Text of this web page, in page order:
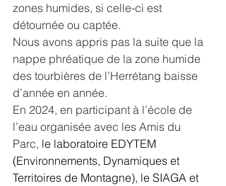
zones humides, si celle-ci est
détournée ou captée.
Nous avons appris pas la suite que la
nappe phréatique de la zone humide
des tourbières de l’Herrétang baisse
d’année en année.
En 2024, en participant à l’école de
l’eau organisée avec les Amis du
Parc, le laboratoire EDYTEM
(Environnements, Dynamiques et
Territoires de Montagne), le SIAGA et